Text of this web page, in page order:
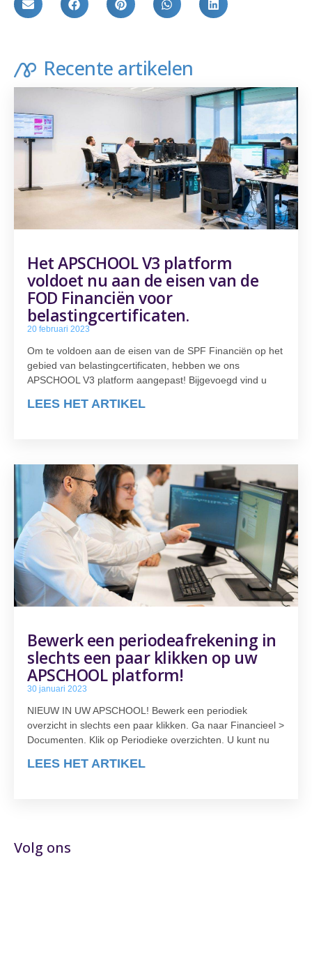
Recente artikelen
Het APSCHOOL V3 platform
voldoet nu aan de eisen van de
FOD Financiën voor
belastingcertificaten.
20 februari 2023
Om te voldoen aan de eisen van de SPF Financiën op het
gebied van belastingcertificaten, hebben we ons
APSCHOOL V3 platform aangepast! Bijgevoegd vind u
LEES HET ARTIKEL
Bewerk een periodeafrekening in
slechts een paar klikken op uw
APSCHOOL platform!
30 januari 2023
NIEUW IN UW APSCHOOL! Bewerk een periodiek
overzicht in slechts een paar klikken. Ga naar Financieel >
Documenten. Klik op Periodieke overzichten. U kunt nu
LEES HET ARTIKEL
Volg ons